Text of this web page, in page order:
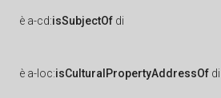
è a-cd:isSubjectOf di
è a-loc:isCulturalPropertyAddressOf di